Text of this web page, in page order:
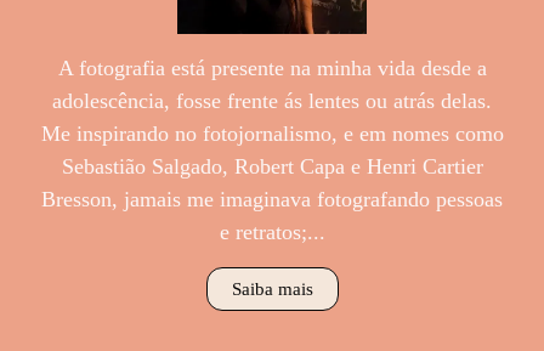
A fotografia está presente na minha vida desde a
adolescência, fosse frente ás lentes ou atrás delas.
Me inspirando no fotojornalismo, e em nomes como
Sebastião Salgado, Robert Capa e Henri Cartier
Bresson, jamais me imaginava fotografando pessoas
e retratos;...
Saiba mais